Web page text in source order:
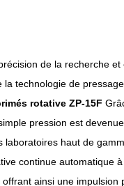
de la recherche
la technologie de
rotative ZP-15F
pression est
laboratoires haut de
continue automatique
ainsi une impulsion